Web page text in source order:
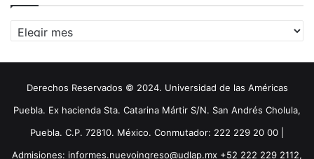
Archivos
Derechos Reservados © 2024. Universidad de las Américas
Puebla. Ex hacienda Sta. Catarina Mártir S/N. San Andrés Cholula,
Puebla. C.P. 72810. México. Conmutador: 222 229 20 00 |
Admisiones: informes.nuevoingreso@udlap.mx +52 222 229 2112,